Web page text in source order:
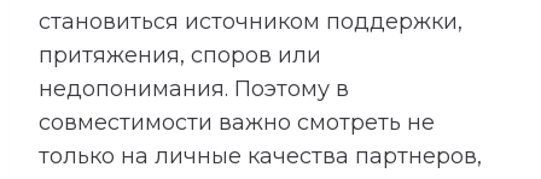
становиться источником поддержки,
притяжения, споров или
недопонимания. Поэтому в
совместимости важно смотреть не
только на личные качества партнеров,